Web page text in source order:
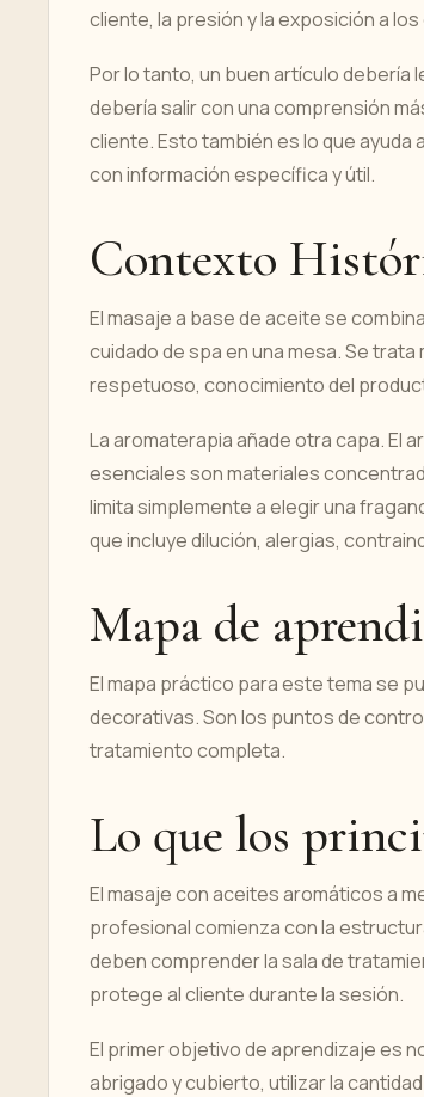
cliente, la presión y la exposición a
Por lo tanto, un buen artículo debería
debería salir con una comprensión
cliente. Esto también es lo que ayuda
con información específica y útil.
Contexto
El masaje a base de aceite se
cuidado de spa en una mesa. Se
respetuoso, conocimiento del
La aromaterapia añade otra capa. El
esenciales son materiales
limita simplemente a elegir una
que incluye dilución, alergias,
Mapa de
El mapa práctico para este tema se
decorativas. Son los puntos de
tratamiento completa.
Lo que los
El masaje con aceites aromáticos a
profesional comienza con la
deben comprender la sala de
protege al cliente durante la sesión.
El primer objetivo de aprendizaje es
abrigado y cubierto, utilizar la